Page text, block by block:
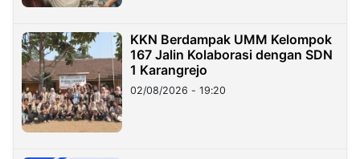
KKN Berdampak UMM Kelompok
167 Jalin Kolaborasi dengan SDN
1 Karangrejo
02/08/2026 - 19:20